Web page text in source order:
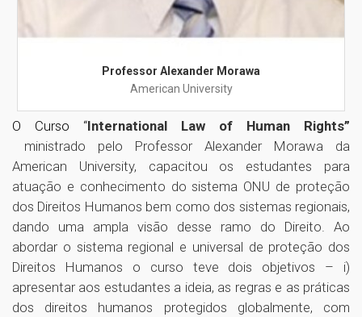
Professor Alexander Morawa
American University
O Curso “International Law of Human Rights”
ministrado pelo Professor Alexander Morawa da
American University, capacitou os estudantes para
atuação e conhecimento do sistema ONU de proteção
dos Direitos Humanos bem como dos sistemas regionais,
dando uma ampla visão desse ramo do Direito. Ao
abordar o sistema regional e universal de proteção dos
Direitos Humanos o curso teve dois objetivos – i)
apresentar aos estudantes a ideia, as regras e as práticas
dos direitos humanos protegidos globalmente, com